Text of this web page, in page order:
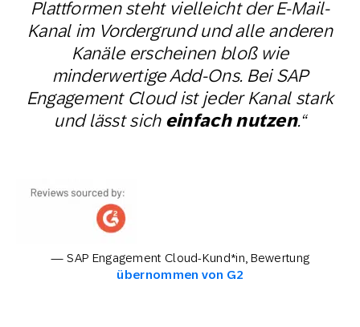
Plattformen steht vielleicht der E-Mail-
Kanal im Vordergrund und alle anderen
Kanäle erscheinen bloß wie
minderwertige Add-Ons. Bei SAP
Engagement Cloud ist jeder Kanal stark
und lässt sich einfach nutzen.“
— SAP Engagement Cloud-Kund*in, Bewertung
übernommen von G2